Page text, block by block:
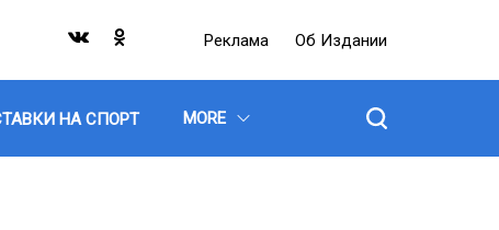
Реклама Об Издании
НА СПОРТ MORE